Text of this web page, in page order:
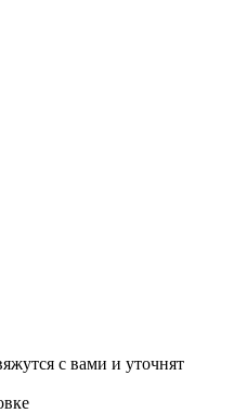
с вами и уточнят